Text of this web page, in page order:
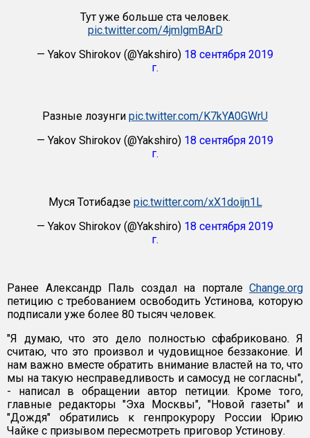
Тут уже больше ста человек.
pic.twitter.com/4jmlgmBArD
— Yakov Shirokov (@Yakshiro) 18 сентября 2019
г.
Разные лозунги pic.twitter.com/K7kYA0GWrU
— Yakov Shirokov (@Yakshiro) 18 сентября 2019
г.
Муся Тотибадзе pic.twitter.com/xX1doijn1L
— Yakov Shirokov (@Yakshiro) 18 сентября 2019
г.
Ранее Александр Паль создал на портале Change.org
петицию с требованием освободить Устинова, которую
подписали уже более 80 тысяч человек.
"Я думаю, что это дело полностью сфабриковано. Я
считаю, что это произвол и чудовищное беззаконие. И
нам важно вместе обратить внимание властей на то, что
мы на такую несправедливость и самосуд не согласны",
- написал в обращении автор петиции. Кроме того,
главные редакторы "Эха Москвы", "Новой газеты" и
"Дождя" обратились к генпрокурору России Юрию
Чайке с призывом пересмотреть приговор Устинову.